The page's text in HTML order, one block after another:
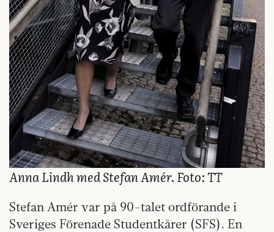
Anna Lindh med Stefan Amér. Foto: TT
Stefan Amér var på 90-talet ordförande i
Sveriges Förenade Studentkårer (SFS). En